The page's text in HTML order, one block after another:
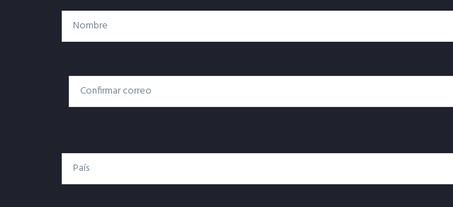
Nombre
Correo
Electrónico
Correo Electrónico
País